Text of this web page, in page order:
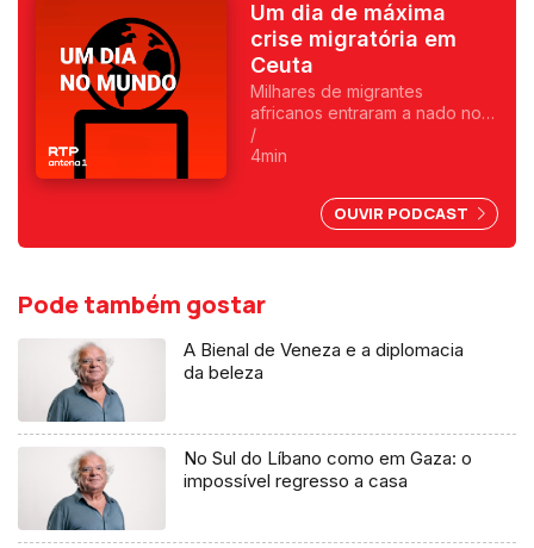
Um dia de máxima
crise migratória em
Ceuta
Milhares de migrantes
africanos entraram a nado no
enclave espanhol. Fica
exposta uma chantagem
Ocidental. Uma crónica de
Francisco Sena Santos.
/
4min
OUVIR PODCAST
Pode também gostar
A Bienal de Veneza e a diplomacia
da beleza
No Sul do Líbano como em Gaza: o
impossível regresso a casa